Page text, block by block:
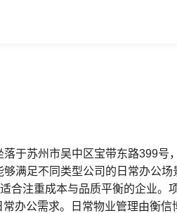
于苏州市吴中区宝带东路399
满足不同类型公司的日常办公
合注重成本与品质平衡的企业
办公需求。日常物业管理由衡